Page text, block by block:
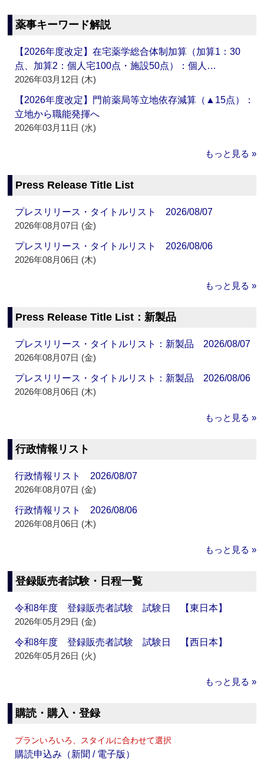
薬事キーワード解説
【2026年度改定】在宅薬学総合体制加算（加算1：30
点、加算2：個人宅100点・施設50点）：個人…
2026年03月12日 (木)
【2026年度改定】門前薬局等立地依存減算（▲15点）：
立地から職能発揮へ
2026年03月11日 (水)
もっと見る »
Press Release Title List
プレスリリース・タイトルリスト 2026/08/07
2026年08月07日 (金)
プレスリリース・タイトルリスト 2026/08/06
2026年08月06日 (木)
もっと見る »
Press Release Title List：新製品
プレスリリース・タイトルリスト：新製品 2026/08/07
2026年08月07日 (金)
プレスリリース・タイトルリスト：新製品 2026/08/06
2026年08月06日 (木)
もっと見る »
行政情報リスト
行政情報リスト 2026/08/07
2026年08月07日 (金)
行政情報リスト 2026/08/06
2026年08月06日 (木)
もっと見る »
登録販売者試験・日程一覧
令和8年度 登録販売者試験 試験日 【東日本】
2026年05月29日 (金)
令和8年度 登録販売者試験 試験日 【西日本】
2026年05月26日 (火)
もっと見る »
購読・購入・登録
プランいろいろ、スタイルに合わせて選択
購読申込み（新聞 / 電子版）